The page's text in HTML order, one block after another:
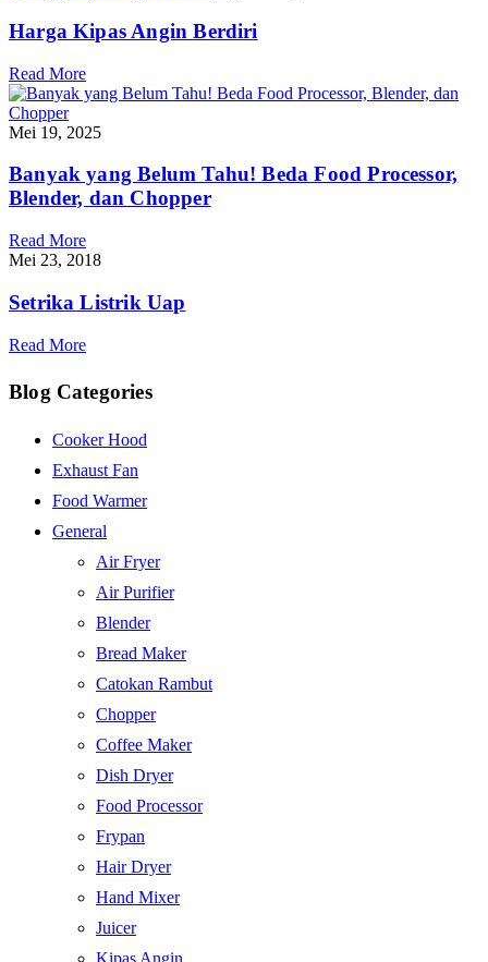
Harga Kipas Angin Berdiri
Read More
Mei 19, 2025
Banyak yang Belum Tahu! Beda Food Processor,
Blender, dan Chopper
Read More
Mei 23, 2018
Setrika Listrik Uap
Read More
Blog Categories
Cooker Hood
Exhaust Fan
Food Warmer
General
Air Fryer
Air Purifier
Blender
Bread Maker
Catokan Rambut
Chopper
Coffee Maker
Dish Dryer
Food Processor
Frypan
Hair Dryer
Hand Mixer
Juicer
Kipas Angin